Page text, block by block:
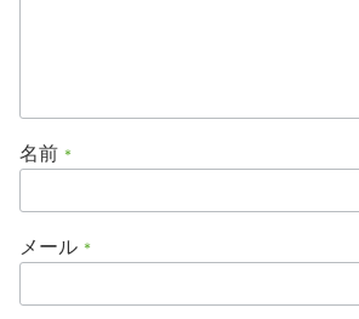
名前 *
メール *